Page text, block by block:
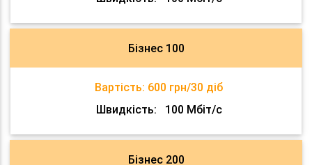
Бізнес 100
Вартість: 600 грн/30 діб
Швидкість:
100 Мбіт/с
Бізнес 200